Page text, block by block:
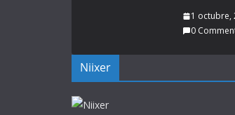
1 octubre,
0
Niixer